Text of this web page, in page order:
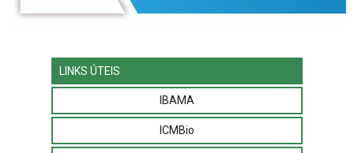
LINKS ÚTEIS
IBAMA
ICMBio